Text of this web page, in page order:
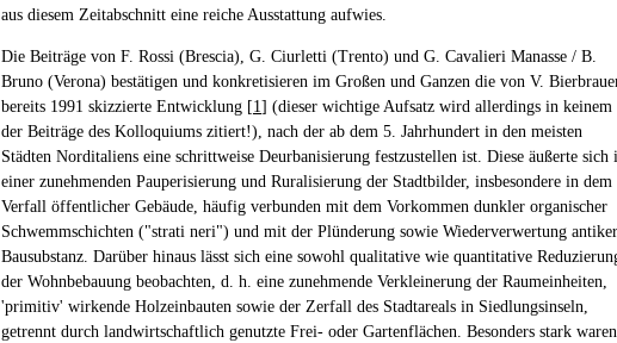
aus diesem Zeitabschnitt eine reiche Ausstattung aufwies.
Die Beiträge von F. Rossi (Brescia), G. Ciurletti (Trento) und G. Cavalieri Manasse / B.
Bruno (Verona) bestätigen und konkretisieren im Großen und Ganzen die von V.
bereits 1991 skizzierte Entwicklung [1] (dieser wichtige Aufsatz wird allerdings in keinem
der Beiträge des Kolloquiums zitiert!), nach der ab dem 5. Jahrhundert in den meisten
Städten Norditaliens eine schrittweise Deurbanisierung festzustellen ist. Diese äußerte sich
einer zunehmenden Pauperisierung und Ruralisierung der Stadtbilder, insbesondere in dem
Verfall öffentlicher Gebäude, häufig verbunden mit dem Vorkommen dunkler organischer
Schwemmschichten ("strati neri") und mit der Plünderung sowie Wiederverwertung antiker
Bausubstanz. Darüber hinaus lässt sich eine sowohl qualitative wie quantitative
der Wohnbebauung beobachten, d. h. eine zunehmende Verkleinerung der Raumeinheiten,
'primitiv' wirkende Holzeinbauten sowie der Zerfall des Stadtareals in Siedlungsinseln,
getrennt durch landwirtschaftlich genutzte Frei- oder Gartenflächen. Besonders stark waren